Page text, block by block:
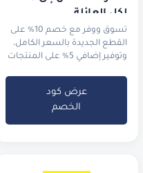
لكل العائلة
تسوق ووفر مع خصم 10% على
القطع الجديدة بالسعر الكامل،
وتوفير إضافي 5% على المنتجات
عرض كود
الخصم